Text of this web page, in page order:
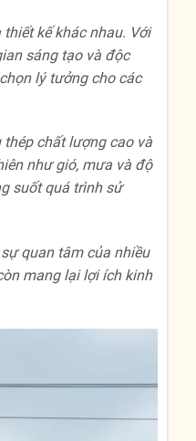
kế khác nhau. Với
sáng tạo và độc
lý tưởng cho các
thép chất lượng cao và
như gió, mưa và độ
suốt quá trình sử
quan tâm của nhiều
mang lại lợi ích kinh